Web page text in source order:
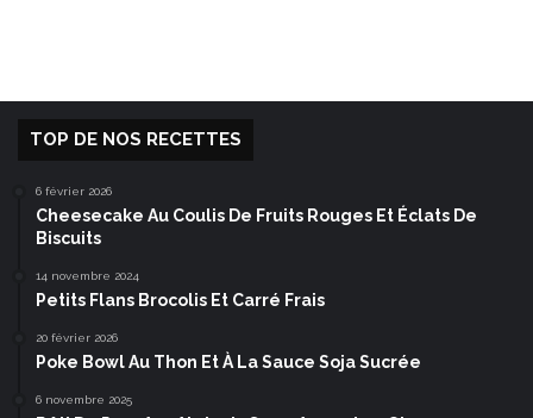
TOP DE NOS RECETTES
6 février 2026
Cheesecake Au Coulis De Fruits Rouges Et Éclats De
Biscuits
14 novembre 2024
Petits Flans Brocolis Et Carré Frais
20 février 2026
Poke Bowl Au Thon Et À La Sauce Soja Sucrée
6 novembre 2025